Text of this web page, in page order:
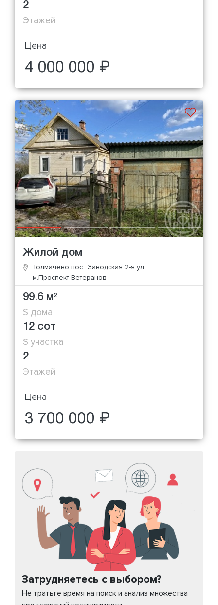
2
Этажей
Цена
4 000 000 ₽
Жилой дом
Толмачево пос., Заводская 2-я ул.
м.Проспект Ветеранов
99.6 м2
S дома
12 сот
S участка
2
Этажей
Цена
3 700 000 ₽
Затрудняетесь с выбором?
Не тратьте время на поиск и анализ множества